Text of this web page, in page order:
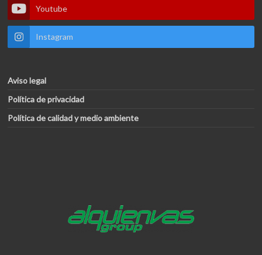
Youtube
Instagram
Aviso legal
Política de privacidad
Política de calidad y medio ambiente